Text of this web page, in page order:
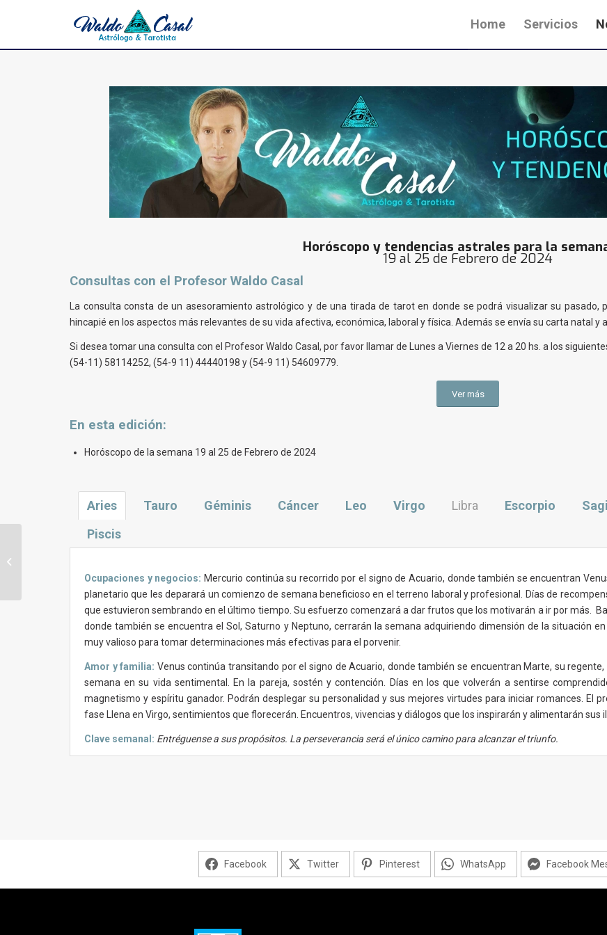
Home Servicios
Horóscopo y tendencias astrales para la
19 al 25 de Febrero de 2024
Consultas con el Profesor Waldo Casal
La consulta consta de un asesoramiento astrológico y de una tirada de tarot en donde se podrá visualizar su
hincapié en los aspectos más relevantes de su vida afectiva, económica, laboral y física. Además se envía su carta natal y
Si desea tomar una consulta con el Profesor Waldo Casal, por favor llamar de Lunes a Viernes de 12 a 20 hs. a los
(54-11) 58114252, (54-9 11) 44440198 y (54-9 11) 54609779.
Ver más
En esta edición:
Horóscopo de la semana 19 al 25 de Febrero de 2024
Aries Tauro Géminis Cáncer Leo Virgo Libra Escorpio
Piscis
Ocupaciones y negocios: Mercurio continúa su recorrido por el signo de Acuario, donde también se encuentran
planetario que les deparará un comienzo de semana beneficioso en el terreno laboral y profesional. Días de
que estuvieron sembrando en el último tiempo. Su esfuerzo comenzará a dar frutos que los motivarán a ir por más.
donde también se encuentra el Sol, Saturno y Neptuno, cerrarán la semana adquiriendo dimensión de la situación
muy valioso para tomar determinaciones más efectivas para el porvenir.
Amor y familia: Venus continúa transitando por el signo de Acuario, donde también se encuentran Marte, su
semana en su vida sentimental. En la pareja, sostén y contención. Días en los que volverán a sentirse
magnetismo y espíritu ganador. Podrán desplegar su personalidad y sus mejores virtudes para iniciar romances. El
fase Llena en Virgo, sentimientos que florecerán. Encuentros, vivencias y diálogos que los inspirarán y alimentarán sus
Clave semanal: Entréguense a sus propósitos. La perseverancia será el único camino para alcanzar el triunfo.
Facebook Twitter Pinterest WhatsApp Facebook
Horóscopo y tendencias astrales